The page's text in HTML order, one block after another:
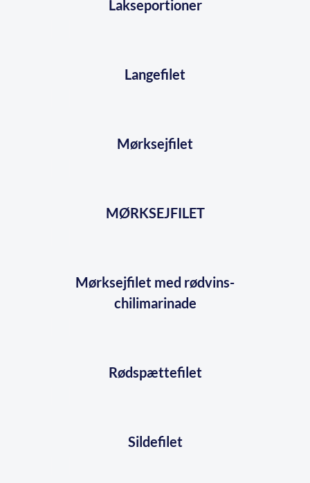
Lakseportioner
Langefilet
Mørksejfilet
MØRKSEJFILET
Mørksejfilet med rødvins-
chilimarinade
Rødspættefilet
Sildefilet